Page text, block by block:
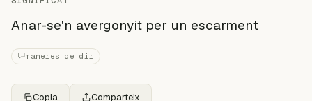
Anar-se'n avergonyit per un escarment
maneres de dir
Copia Comparteix